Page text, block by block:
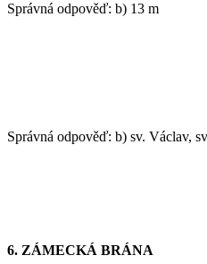
Správná odpověď: b) 13 m
Správná odpověď: b) sv. Václav,
6. ZÁMECKÁ BRÁNA